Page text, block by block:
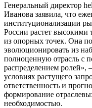
Генеральный директор
Иванова заявила, что
институционализации
России растет высокими
из опорных точек. Она
эволюционировать из
полноценную отрасль с
распределением
условиях растущего
ответственность и
формирование
необходимостью.